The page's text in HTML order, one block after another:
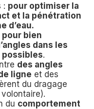
: pour optimiser la
et la pénétration
d’eau.
pour bien
dans les
.
des angles
ligne et des
du dragage
volontaire).
du comportement